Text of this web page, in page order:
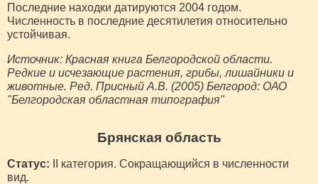
Последние находки датируются 2004 годом.
Численность в последние десятилетия относительно
устойчивая.
Источник: Красная книга Белгородской области.
Редкие и исчезающие растения, грибы, лишайники и
животные. Ред. Присный А.В. (2005) Белгород: ОАО
"Белгородская областная типография"
Брянская область
Статус: II категория. Сокращающийся в численности
вид.